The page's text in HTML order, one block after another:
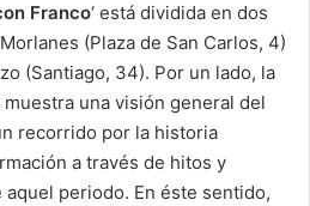
Franco‘ está dividida en dos
(Plaza de San Carlos, 4)
(Santiago, 34). Por un lado, la
una visión general del
recorrido por la historia
a través de hitos y
periodo. En éste sentido,